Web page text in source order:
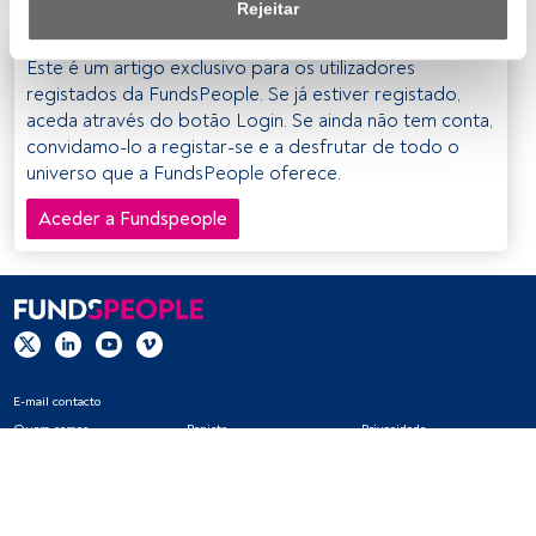
fornecer:
Utilizar dados de localização geográfica precisa. Analisar
ativamente as características do dispositivo para sua
identificação. Armazenar as informações num dispositivo
e/ou aceder às mesmas. Publicidade e conteúdo
personalizados, medição de publicidade e conteúdo,
Lista de parceiros (fornecedores)
Rejeitar
Este é um artigo exclusivo para os utilizadores
registados da FundsPeople. Se já estiver registado,
aceda através do botão Login. Se ainda não tem conta,
convidamo-lo a registar-se e a desfrutar de todo o
universo que a FundsPeople oferece.
Aceder a Fundspeople
E-mail contacto
Quem somos
Registo
Privacidade